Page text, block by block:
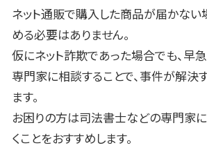
ネット通販で購入した商品が届かない
める必要はありません。
仮にネット詐欺であった場合でも、早
専門家に相談することで、事件が解決
ます。
お困りの方は司法書士などの専門家
くことをおすすめします。